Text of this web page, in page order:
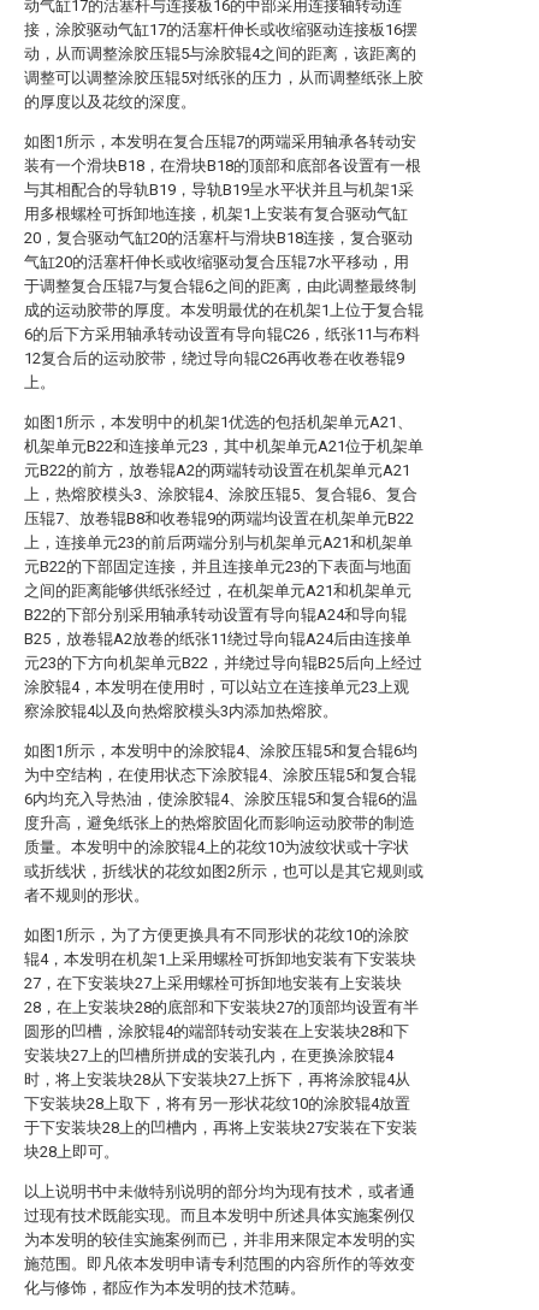
动气缸17的活塞杆与连接板16的中部采用连接轴转动连
接，涂胶驱动气缸17的活塞杆伸长或收缩驱动连接板16摆
动，从而调整涂胶压辊5与涂胶辊4之间的距离，该距离的
调整可以调整涂胶压辊5对纸张的压力，从而调整纸张上胶
的厚度以及花纹的深度。
如图1所示，本发明在复合压辊7的两端采用轴承各转动安
装有一个滑块B18，在滑块B18的顶部和底部各设置有一根
与其相配合的导轨B19，导轨B19呈水平状并且与机架1采
用多根螺栓可拆卸地连接，机架1上安装有复合驱动气缸
20，复合驱动气缸20的活塞杆与滑块B18连接，复合驱动
气缸20的活塞杆伸长或收缩驱动复合压辊7水平移动，用
于调整复合压辊7与复合辊6之间的距离，由此调整最终制
成的运动胶带的厚度。本发明最优的在机架1上位于复合辊
6的后下方采用轴承转动设置有导向辊C26，纸张11与布料
12复合后的运动胶带，绕过导向辊C26再收卷在收卷辊9
上。
如图1所示，本发明中的机架1优选的包括机架单元A21、
机架单元B22和连接单元23，其中机架单元A21位于机架单
元B22的前方，放卷辊A2的两端转动设置在机架单元A21
上，热熔胶模头3、涂胶辊4、涂胶压辊5、复合辊6、复合
压辊7、放卷辊B8和收卷辊9的两端均设置在机架单元B22
上，连接单元23的前后两端分别与机架单元A21和机架单
元B22的下部固定连接，并且连接单元23的下表面与地面
之间的距离能够供纸张经过，在机架单元A21和机架单元
B22的下部分别采用轴承转动设置有导向辊A24和导向辊
B25，放卷辊A2放卷的纸张11绕过导向辊A24后由连接单
元23的下方向机架单元B22，并绕过导向辊B25后向上经过
涂胶辊4，本发明在使用时，可以站立在连接单元23上观
察涂胶辊4以及向热熔胶模头3内添加热熔胶。
如图1所示，本发明中的涂胶辊4、涂胶压辊5和复合辊6均
为中空结构，在使用状态下涂胶辊4、涂胶压辊5和复合辊
6内均充入导热油，使涂胶辊4、涂胶压辊5和复合辊6的温
度升高，避免纸张上的热熔胶固化而影响运动胶带的制造
质量。本发明中的涂胶辊4上的花纹10为波纹状或十字状
或折线状，折线状的花纹如图2所示，也可以是其它规则或
者不规则的形状。
如图1所示，为了方便更换具有不同形状的花纹10的涂胶
辊4，本发明在机架1上采用螺栓可拆卸地安装有下安装块
27，在下安装块27上采用螺栓可拆卸地安装有上安装块
28，在上安装块28的底部和下安装块27的顶部均设置有半
圆形的凹槽，涂胶辊4的端部转动安装在上安装块28和下
安装块27上的凹槽所拼成的安装孔内，在更换涂胶辊4
时，将上安装块28从下安装块27上拆下，再将涂胶辊4从
下安装块28上取下，将有另一形状花纹10的涂胶辊4放置
于下安装块28上的凹槽内，再将上安装块27安装在下安装
块28上即可。
以上说明书中未做特别说明的部分均为现有技术，或者通
过现有技术既能实现。而且本发明中所述具体实施案例仅
为本发明的较佳实施案例而已，并非用来限定本发明的实
施范围。即凡依本发明申请专利范围的内容所作的等效变
化与修饰，都应作为本发明的技术范畴。